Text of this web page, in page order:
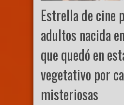
Estrella de cine
adultos nacida
que quedó en
vegetativo por
misteriosas